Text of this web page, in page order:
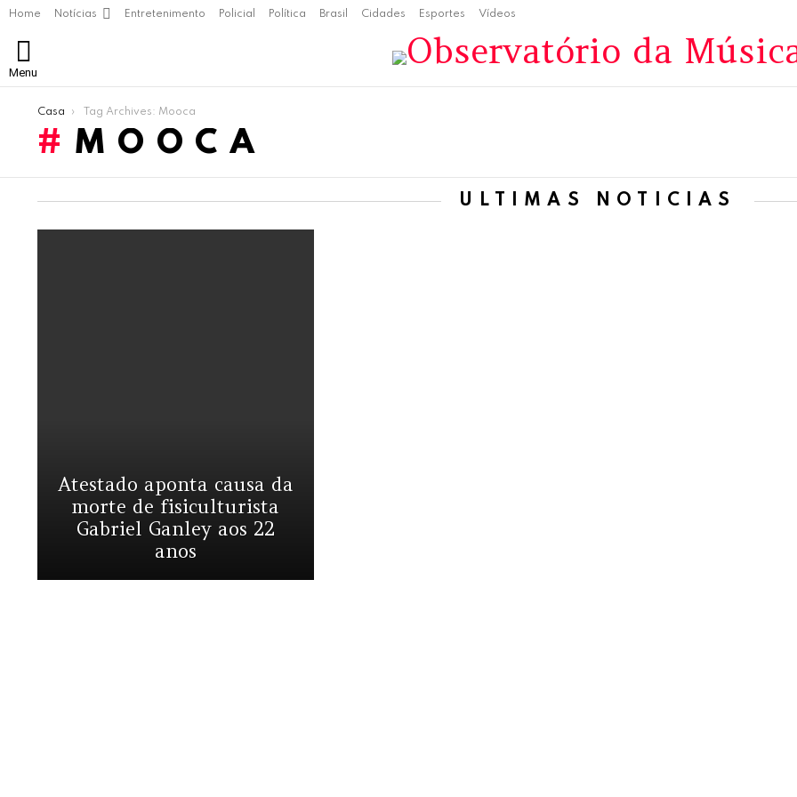
Home Notícias Entretenimento Policial Política Brasil Cidades Esportes Vídeos
Menu
Você está aqui:
Casa Tag Archives: Mooca
MOOCA
ÚLTIMAS NOTÍCIAS
Atestado aponta causa da
morte de fisiculturista
Gabriel Ganley aos 22
anos